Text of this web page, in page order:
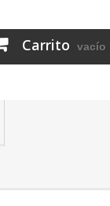
Carrito vacío